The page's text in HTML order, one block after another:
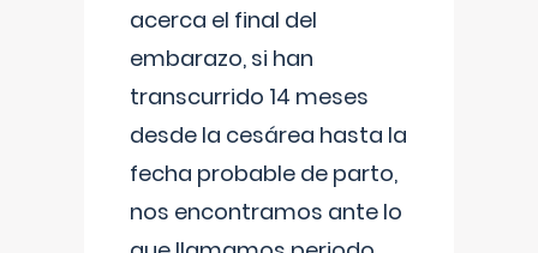
acerca el final del
embarazo, si han
transcurrido 14 meses
desde la cesárea hasta la
fecha probable de parto,
nos encontramos ante lo